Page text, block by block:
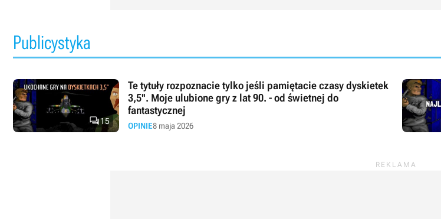
Publicystyka
15
Te tytuły rozpoznacie tylko jeśli pamiętacie czasy dyskietek
3,5''. Moje ulubione gry z lat 90. - od świetnej do
fantastycznej
OPINIE8 maja 2026